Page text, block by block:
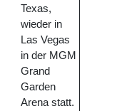
Texas,
wieder in
Las Vegas
in der MGM
Grand
Garden
Arena statt.